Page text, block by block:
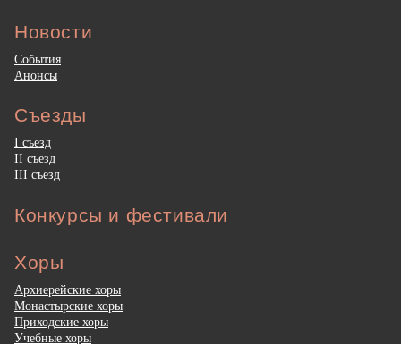
Новости
События
Анонсы
Съезды
I съезд
II съезд
III съезд
Конкурсы и фестивали
Хоры
Архиерейские хоры
Монастырские хоры
Приходские хоры
Учебные хоры